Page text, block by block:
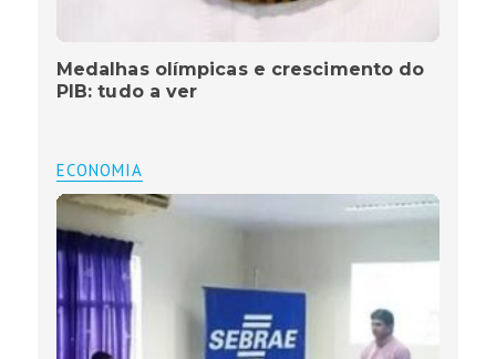
Medalhas olímpicas e crescimento do
PIB: tudo a ver
ECONOMIA